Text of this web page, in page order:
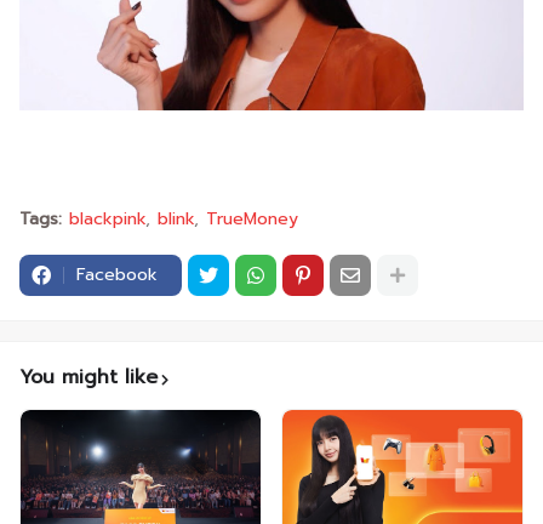
Tags: blackpink blink TrueMoney
Facebook
You might like